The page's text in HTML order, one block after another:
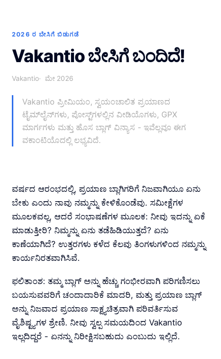
2026 ರ ಬೇಸಿಗೆ ಬಿಡುಗಡೆ
Vakantio ಬೇಸಿಗೆ ಬಂದಿದೆ!
Vakantio ಮೇ 2026
Vakantio ಪ್ರೀಮಿಯಂ, ಸ್ವಯಂಚಾಲಿತ ಪ್ರಯಾಣದ
ಟೈಮ್‌ಲೈನ್‌ಗಳು, ಪೋಸ್ಟ್‌ಗಳಲ್ಲಿನ ವೀಡಿಯೊಗಳು, GPX
ಮಾರ್ಗಗಳು ಮತ್ತು ಹೊಸ ಬ್ಲಾಗ್ ವಿನ್ಯಾಸ - ಇವೆಲ್ಲವೂ ಈಗ
ವಕಾಂಟಿಯೊದಲ್ಲಿ ಲಭ್ಯವಿದೆ.
ವರ್ಷದ ಆರಂಭದಲ್ಲಿ, ಪ್ರಯಾಣ ಬ್ಲಾಗಿಗರಿಗೆ ನಿಜವಾಗಿಯೂ ಏನು
ಬೇಕು ಎಂದು ನಾವು ನಮ್ಮನ್ನು ಕೇಳಿಕೊಂಡೆವು. ಸಮೀಕ್ಷೆಗಳ
ಮೂಲಕವಲ್ಲ, ಆದರೆ ಸಂಭಾಷಣೆಗಳ ಮೂಲಕ: ನೀವು ಇದನ್ನು ಏಕೆ
ಮಾಡುತ್ತೀರಿ? ನಿಮ್ಮನ್ನು ಏನು ತಡೆಹಿಡಿಯುತ್ತದೆ? ಏನು
ಕಾಣೆಯಾಗಿದೆ? ಉತ್ತರಗಳು ಕಳೆದ ಕೆಲವು ತಿಂಗಳುಗಳಿಂದ ನಮ್ಮನ್ನು
ಕಾರ್ಯನಿರತವಾಗಿಸಿವೆ.
ಫಲಿತಾಂಶ: ತಮ್ಮ ಬ್ಲಾಗ್ ಅನ್ನು ಹೆಚ್ಚು ಗಂಭೀರವಾಗಿ ಪರಿಗಣಿಸಲು
ಬಯಸುವವರಿಗೆ ಚಂದಾದಾರಿಕೆ ಮಾದರಿ, ಮತ್ತು ಪ್ರಯಾಣ ಬ್ಲಾಗ್
ಅನ್ನು ನಿಜವಾದ ಪ್ರಯಾಣ ಸಾಕ್ಷ್ಯಚಿತ್ರವಾಗಿ ಪರಿವರ್ತಿಸುವ
ವೈಶಿಷ್ಟ್ಯಗಳ ಶ್ರೇಣಿ. ನೀವು ಸ್ವಲ್ಪ ಸಮಯದಿಂದ Vakantio
ಇಲ್ಲದಿದ್ದರೆ - ಏನನ್ನು ನಿರೀಕ್ಷಿಸಬಹುದು ಎಂಬುದು ಇಲ್ಲಿದೆ.